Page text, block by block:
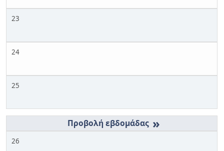
23
24
25
»
26